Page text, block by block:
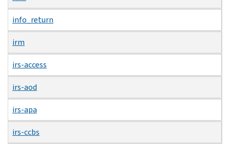
info_return
irm
irs-access
irs-aod
irs-apa
irs-ccbs